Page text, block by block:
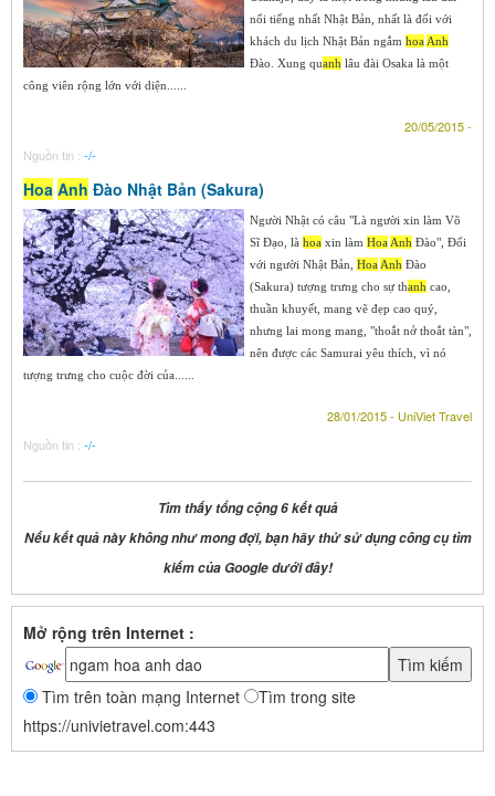
nổi tiếng nhất Nhật Bản, nhất là đối với
khách du lịch Nhật Bản ngắm hoa Anh
Đào. Xung quanh lâu đài Osaka là một
công viên rộng lớn với diện......
20/05/2015 -
Nguồn tin : -/-
Hoa Anh Đào Nhật Bản (Sakura)
Người Nhật có câu "Là người xin làm Võ
Sĩ Đạo, là hoa xin làm Hoa Anh Đào", Đối
với người Nhật Bản, Hoa Anh Đào
(Sakura) tượng trưng cho sự thanh cao,
thuần khuyết, mang vẽ đẹp cao quý,
nhưng lai mong mang, "thoắt nở thoắt tàn",
nên được các Samurai yêu thích, vì nó
tượng trưng cho cuộc đời của......
28/01/2015 - UniViet Travel
Nguồn tin : -/-
Tìm thấy tổng cộng 6 kết quả
Nếu kết quả này không như mong đợi, bạn hãy thử sử dụng công cụ tìm
kiếm của Google dưới đây!
Mở rộng trên Internet :
Tìm trên toàn mạng Internet
Tìm trong site
https://univietravel.com:443